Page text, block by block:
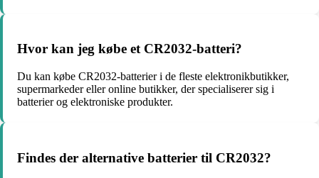
Hvor kan jeg købe et CR2032-batteri?
Du kan købe CR2032-batterier i de fleste elektronikbutikker,
supermarkeder eller online butikker, der specialiserer sig i
batterier og elektroniske produkter.
Findes der alternative batterier til CR2032?